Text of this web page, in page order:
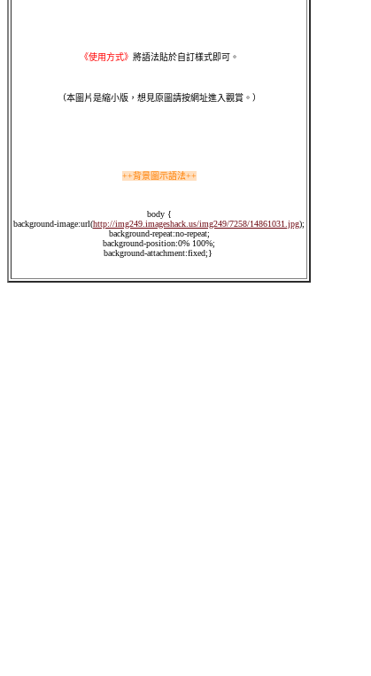
《使用方式》 將語法貼於自訂樣式即可。
（本圖片是縮小版，想見原圖請按網址進入觀賞。）
++背景圖示語法++
body {
background-image:url(http://img249.imageshack.us/img249/7258/14861031.jpg);
background-repeat:no-repeat;
background-position:0% 100%;
background-attachment:fixed;}